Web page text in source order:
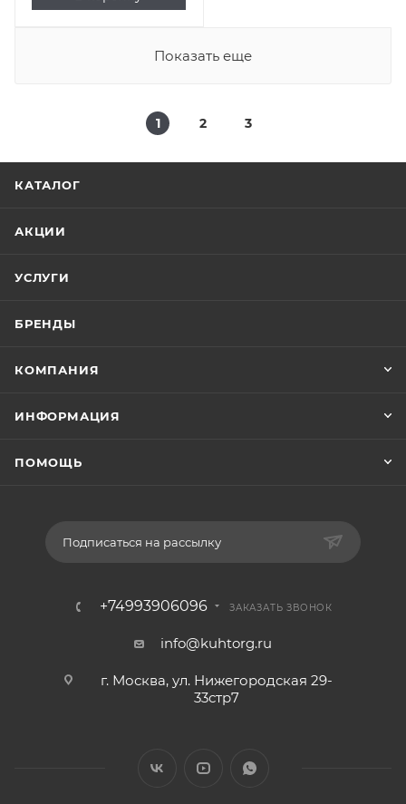
Показать еще
1 2 3
КАТАЛОГ
АКЦИИ
УСЛУГИ
БРЕНДЫ
КОМПАНИЯ
ИНФОРМАЦИЯ
ПОМОЩЬ
Подписаться на рассылку
+74993906096 ЗАКАЗАТЬ ЗВОНОК
info@kuhtorg.ru
г. Москва, ул. Нижегородская 29-
33стр7